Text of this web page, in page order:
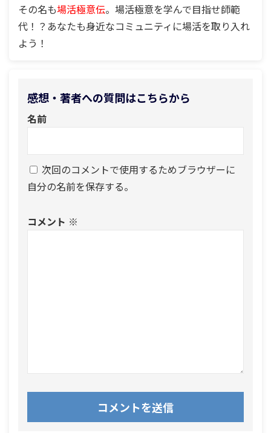
その名も場活極意伝。場活極意を学んで目指せ師範
代！？あなたも身近なコミュニティに場活を取り入れ
よう！
感想・著者への質問はこちらから
名前
次回のコメントで使用するためブラウザーに
自分の名前を保存する。
コメント ※